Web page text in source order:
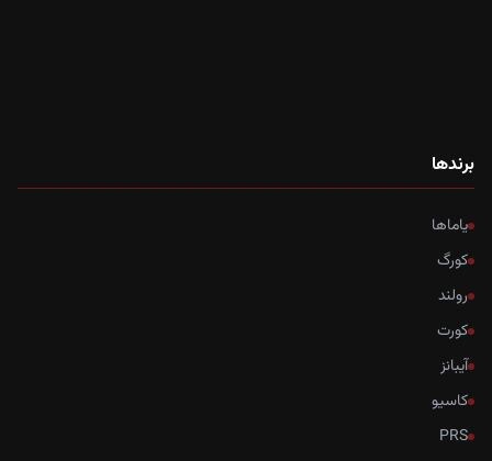
برندها
یاماها
کورگ
رولند
کورت
آیبانز
کاسیو
PRS